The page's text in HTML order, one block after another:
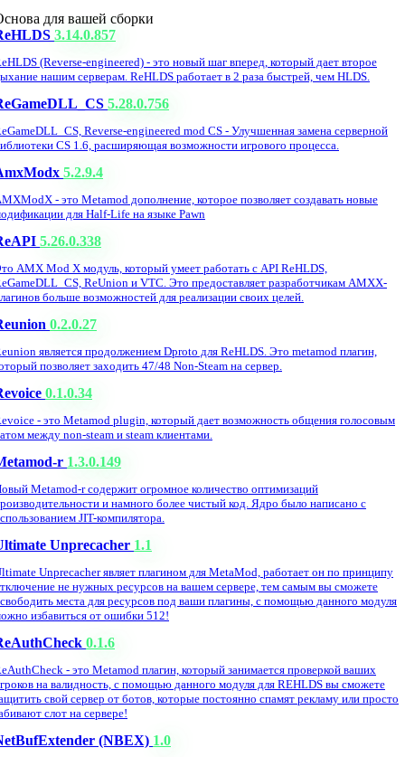
для вашей сборки
3.14.0.857
(Reverse-engineered) - это новый шаг вперед, который дает второе
нашим серверам. ReHLDS работает в 2 раза быстрей, чем HLDS.
5.28.0.756
Reverse-engineered mod CS - Улучшенная замена серверной
CS 1.6, расширяющая возможности игрового процесса.
5.2.9.4
- это Metamod дополнение, которое позволяет создавать новые
для Half-Life на языке Pawn
5.26.0.338
AMX Mod X модуль, который умеет работать с API ReHLDS,
ReUnion и VTC. Это предоставляет разработчикам AMXX-
больше возможностей для реализации своих целей.
0.2.0.27
является продолжением Dproto для ReHLDS. Это metamod плагин,
позволяет заходить 47/48 Non-Steam на сервер.
0.1.0.34
- это Metamod plugin, который дает возможность общения голосовым
между non-steam и steam клиентами.
r 1.3.0.149
Metamod-r содержит огромное количество оптимизаций
и намного более чистый код. Ядро было написано с
JIT-компилятора.
Unprecacher 1.1
Unprecacher являет плагином для MetaMod, работает он по принципу
не нужных ресурсов на вашем сервере, тем самым вы сможете
места для ресурсов под ваши плагины, с помощью данного модуля
избавиться от ошибки 512!
0.1.6
- это Metamod плагин, который занимается проверкой ваших
на валидность, с помощью данного модуля для REHLDS вы сможете
свой сервер от ботов, которые постоянно спамят рекламу или просто
слот на сервере!
(NBEX) 1.0